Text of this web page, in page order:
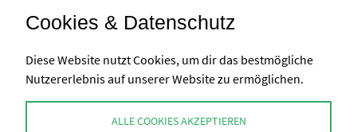
Cookies & Datenschutz
Diese Website nutzt Cookies, um dir das bestmögliche
Nutzererlebnis auf unserer Website zu ermöglichen.
ALLE COOKIES AKZEPTIEREN